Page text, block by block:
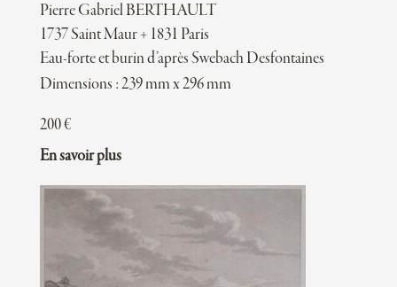
Pierre Gabriel BERTHAULT
1737 Saint Maur + 1831 Paris
Eau-forte et burin d’après Swebach Desfontaines
Dimensions : 239 mm x 296 mm
200€
En savoir plus